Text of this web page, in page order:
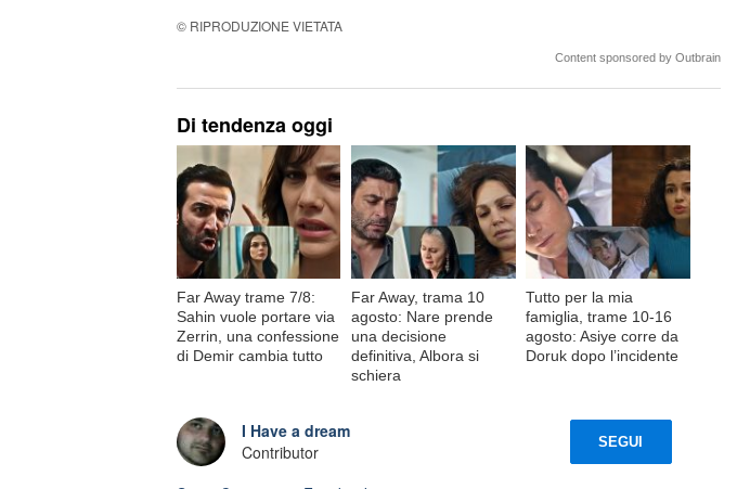
© RIPRODUZIONE VIETATA
Content sponsored by Outbrain
Di tendenza oggi
Far Away trame 7/8:
Sahin vuole portare via
Zerrin, una confessione
di Demir cambia tutto
Far Away, trama 10
agosto: Nare prende
una decisione
definitiva, Albora si
schiera
Tutto per la mia
famiglia, trame 10-16
agosto: Asiye corre da
Doruk dopo l’incidente
I Have a dream
Contributor
SEGUI